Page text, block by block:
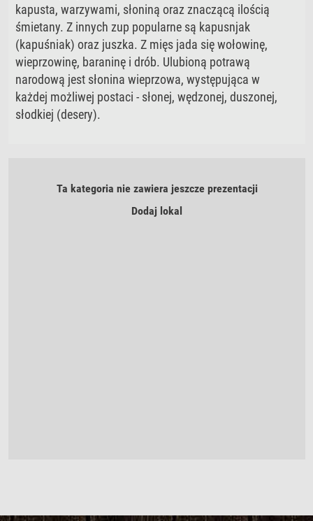
kapusta, warzywami, słoniną oraz znaczącą ilością
śmietany. Z innych zup popularne są kapusnjak
(kapuśniak) oraz juszka. Z mięs jada się wołowinę,
wieprzowinę, baraninę i drób. Ulubioną potrawą
narodową jest słonina wieprzowa, występująca w
każdej możliwej postaci - słonej, wędzonej, duszonej,
słodkiej (desery).
Ta kategoria nie zawiera jeszcze prezentacji
Dodaj lokal